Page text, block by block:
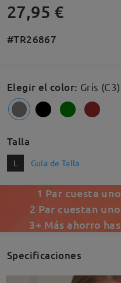
27,95 €
#TR26867
Elegir el color: Gris (C3)
Talla
L Guía de Talla
1 Par cuesta
2 Par cuestan
3+ Más ahorro
Specificaciones